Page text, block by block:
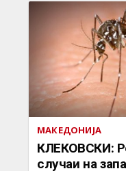
МАКЕДОНИЈА
КЛЕКОВСКИ:
случаи на